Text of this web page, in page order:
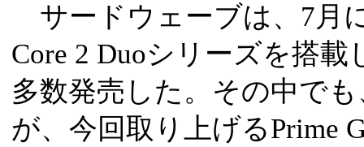
サードウェーブは、7月
Core 2 Duoシリーズを搭
多数発売した。その中で
が、今回取り上げるPrime